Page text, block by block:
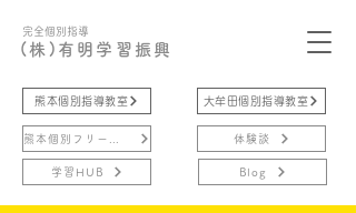
完全個別指導
(株)有明学習振興
熊本個別指導教室
学習HUB
大牟田個別指導教室
体験談
Blog